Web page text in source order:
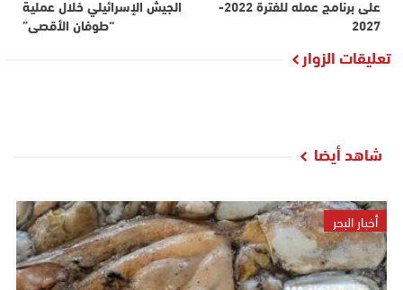
على برنامج عمله للفترة 2022-
2027
الجيش الإسرائيلي خلال عملية
“طوفان الأقصى”
تعليقات الزوار
شاهد أيضا
أخبار البحر